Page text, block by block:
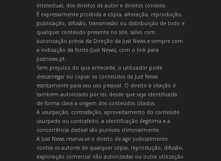
intelectual, dos direitos de autor e direitos conexos.
É expressamente proibida a cópia, alteração, reprodução,
publicação, difusão, transmissão ou distribuição de todo e
qualquer conteúdo presente no site, salvo com
autorização prévia da Direção da Just News e sempre com
a indicação da fonte (Just News), com o link para
justnews.pt.
Sem prejuízo do que antecede, o utilizador pode
descarregar ou copiar os conteúdos da Just News
estritamente para seu uso pessoal. O direito à citação é
também autorizado por lei, desde que seja identificada
de forma clara a origem dos conteúdos citados.
A usurpação, contrafação, aproveitamento do conteúdo
usurpado ou contrafeito, a identificação ilegítima e a
concorrência desleal são puníveis criminalmente.
A Just News reserva-se o direito de agir judicialmente
contra os autores de qualquer cópia, reprodução, difusão,
exploração comercial não autorizadas ou outra utilização